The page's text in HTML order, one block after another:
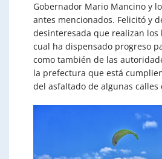
Gobernador Mario Mancino y
antes mencionados. Felicitó y
desinteresada que realizan
cual ha dispensado progreso
como también de las
la prefectura que está
del asfaltado de algunas